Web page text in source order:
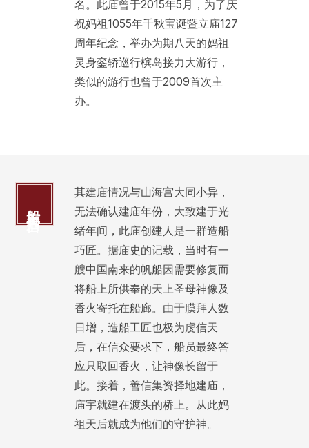
名。此庙曾于2015年5月，为了庆
祝妈祖1055年千秋宝诞暨立庙127
周年纪念，举办为期八天的妈祖
灵身銮轿巡行槟岛接力大游行，
类似的游行也曾于2009首次主
办。
其建庙情况与山海宫大同小异，
无法确认建庙年份，大致建于光
绪年间，此庙创建人是一群造船
巧匠。据庙史的记载，当时有一
艘中国南来的帆船因需要修复而
将船上所供奉的天上圣母神像及
香火寄托在船廊。由于膜拜人数
日增，造船工匠也极为虔信天
后，在信众要求下，船员最终答
应只取回香火，让神像长留于
此。接着，善信集资择地建庙，
庙宇就建在渡头的桥上。从此妈
祖天后就成为他们的守护神。